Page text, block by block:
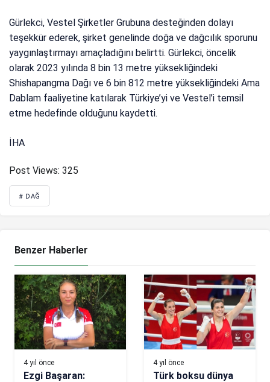
Gürlekci, Vestel Şirketler Grubuna desteğinden dolayı
teşekkür ederek, şirket genelinde doğa ve dağcılık sporunu
yaygınlaştırmayı amaçladığını belirtti. Gürlekci, öncelik
olarak 2023 yılında 8 bin 13 metre yüksekliğindeki
Shishapangma Dağı ve 6 bin 812 metre yüksekliğindeki Ama
Dablam faaliyetine katılarak Türkiye’yi ve Vestel’i temsil
etme hedefinde olduğunu kaydetti.
İHA
Post Views: 325
# DAĞ
Benzer Haberler
4 yıl önce
Ezgi Başaran:
4 yıl önce
Türk boksu dünya